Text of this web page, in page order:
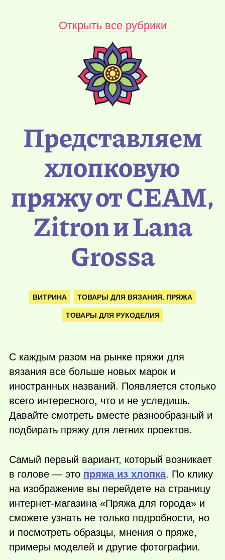
Открыть все рубрики
Представляем
хлопковую
пряжу от CEAM,
Zitron и Lana
Grossa
ВИТРИНА ТОВАРЫ ДЛЯ ВЯЗАНИЯ. ПРЯЖА
ТОВАРЫ ДЛЯ РУКОДЕЛИЯ
С каждым разом на рынке пряжи для
вязания все больше новых марок и
иностранных названий. Появляется столько
всего интересного, что и не уследишь.
Давайте смотреть вместе разнообразный и
подбирать пряжу для летних проектов.
Самый первый вариант, который возникает
в голове — это пряжа из хлопка. По клику
на изображение вы перейдете на страницу
интернет-магазина «Пряжа для города» и
сможете узнать не только подробности, но
и посмотреть образцы, мнения о пряже,
примеры моделей и другие фотографии.